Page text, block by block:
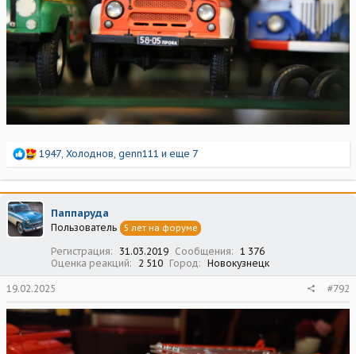
Р
а
к
ц
и
и
1947 Холоднов genn111 и еще 7
Паппаруда
Пользователь 5 лет на форуме
Регистрация 31.03.2019 Сообщения
1 376
Оценка реакций
2 510 Город Новокузнецк
19.02.2025 #792